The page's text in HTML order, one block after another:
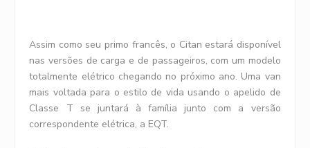
Assim como seu primo francês, o Citan estará disponível
nas versões de carga e de passageiros, com um modelo
totalmente elétrico chegando no próximo ano. Uma van
mais voltada para o estilo de vida usando o apelido de
Classe T se juntará à família junto com a versão
correspondente elétrica, a EQT.